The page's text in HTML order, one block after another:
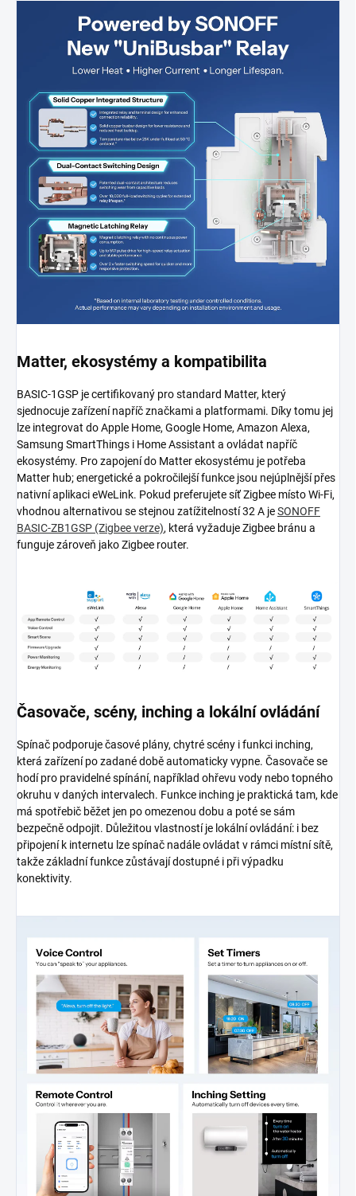
Matter, ekosystémy a kompatibilita
BASIC-1GSP je certifikovaný pro standard Matter, který
sjednocuje zařízení napříč značkami a platformami. Díky tomu jej
lze integrovat do Apple Home, Google Home, Amazon Alexa,
Samsung SmartThings i Home Assistant a ovládat napříč
ekosystémy. Pro zapojení do Matter ekosystému je potřeba
Matter hub; energetické a pokročilejší funkce jsou nejúplnější přes
nativní aplikaci eWeLink. Pokud preferujete síť Zigbee místo Wi-Fi,
vhodnou alternativou se stejnou zatížitelností 32 A jeSONOFF
BASIC-ZB1GSP (Zigbee verze), která vyžaduje Zigbee bránu a
funguje zároveň jako Zigbee router.
Časovače, scény, inching a lokální ovládání
Spínač podporuje časové plány, chytré scény i funkci inching,
která zařízení po zadané době automaticky vypne. Časovače se
hodí pro pravidelné spínání, například ohřevu vody nebo topného
okruhu v daných intervalech. Funkce inching je praktická tam, kde
má spotřebič běžet jen po omezenou dobu a poté se sám
bezpečně odpojit. Důležitou vlastností je lokální ovládání: i bez
připojení k internetu lze spínač nadále ovládat v rámci místní sítě,
takže základní funkce zůstávají dostupné i při výpadku
konektivity.